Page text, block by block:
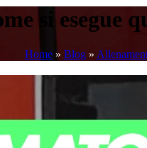
si esegue
Home» Blog»